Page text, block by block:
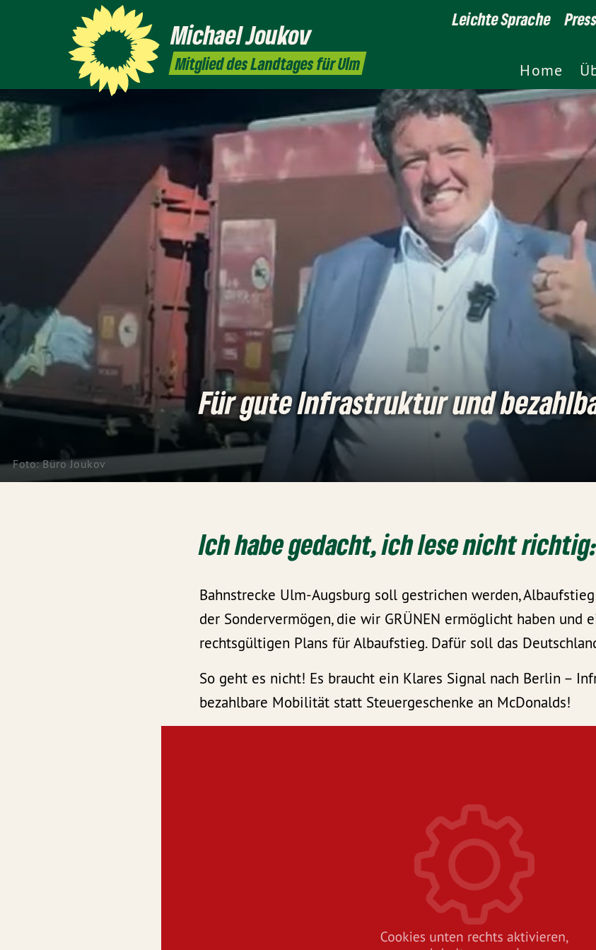
MichaelJoukov
Mitglied des Landtages für Ulm
Leichte Sprache
Home
Foto: Büro Joukov
Für gute Infrastruktur und
Ich habe gedacht, ich lese nicht richtig:
Bahnstrecke Ulm-Augsburg soll gestrichen werden,
der Sondervermögen, die wir GRÜNEN ermöglicht haben und
rechtsgültigen Plans für Albaufstieg. Dafür soll das
So geht es nicht! Es braucht ein Klares Signal nach Berlin –
bezahlbare Mobilität statt Steuergeschenke an McDonalds!